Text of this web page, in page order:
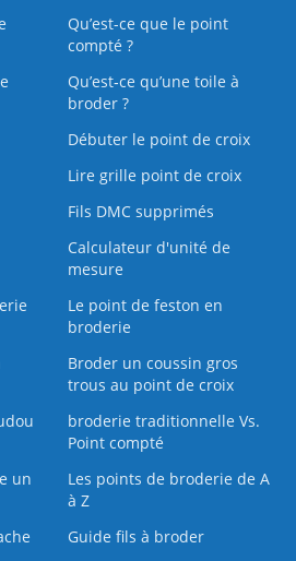
Qu’est-ce que le point
compté ?
Qu’est‑ce qu’une toile à
broder ?
Débuter le point de croix
Lire grille point de croix
Fils DMC supprimés
Calculateur d'unité de
mesure
Le point de feston en
broderie
Broder un coussin gros
trous au point de croix
broderie traditionnelle Vs.
Point compté
un
Les points de broderie de A
à Z
Guide fils à broder